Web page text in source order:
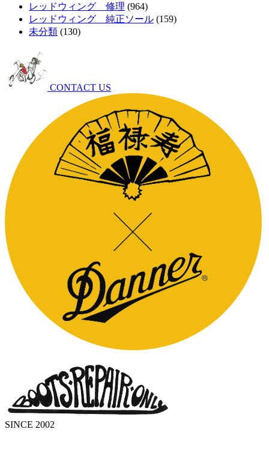
レッドウィング 修理 (964)
レッドウィング 純正ソール (159)
未分類 (130)
CONTACT US
SINCE 2002